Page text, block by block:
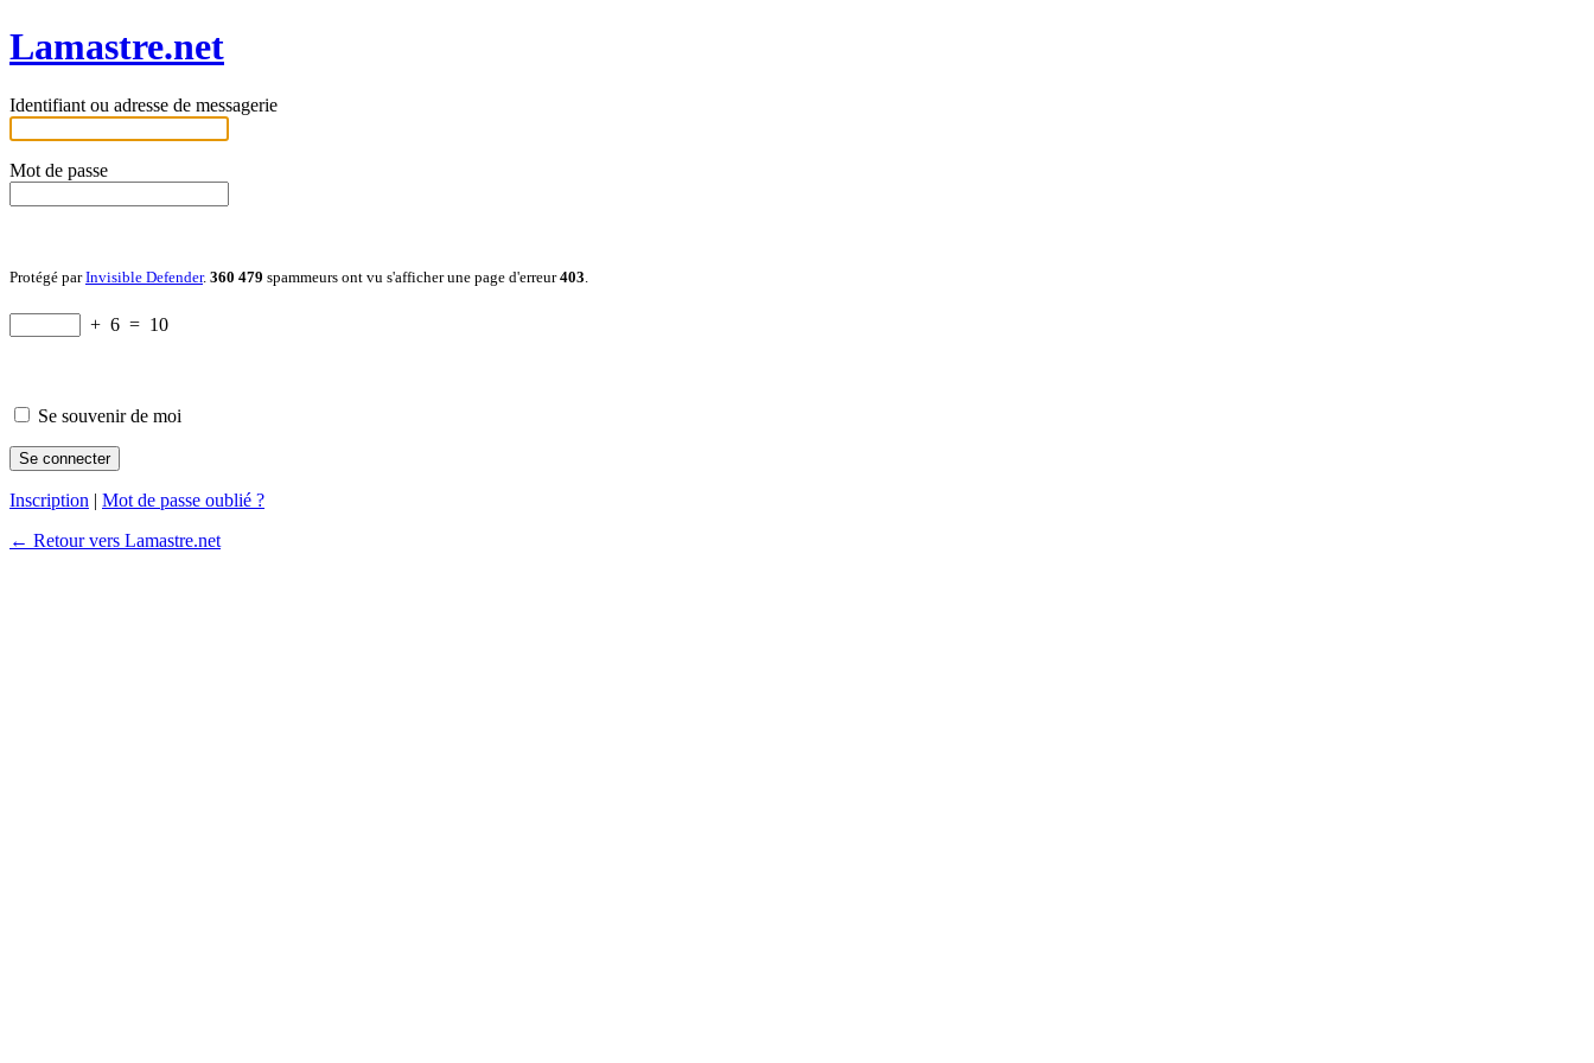
Lamastre.net
Identifiant ou adresse de messagerie
Mot de passe
Protégé parInvisible Defender. 360 479 spammeurs ont vu s'afficher une page d'erreur403
+ 6 = 10
Se souvenir de moi
Inscription | Mot de passe oublié ?
← Retour vers Lamastre.net